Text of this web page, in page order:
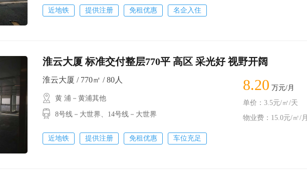
近地铁 提供注册 免租优惠 名企入住
淮云大厦 标准交付整层770平 高区 采光好 视野开阔
淮云大厦 / 770㎡ / 80人
黄 浦－黄浦其他
8号线－大世界、14号线－大世界
近地铁 提供注册 免租优惠 车位充足
8.20 万元/月
单价：3.5元/㎡/天
物业费：15.0元/㎡/月